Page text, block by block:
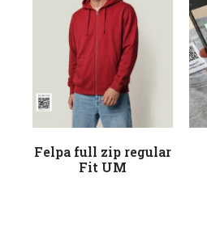
Leggi tutto
Felpa full zip regular
Fit UM